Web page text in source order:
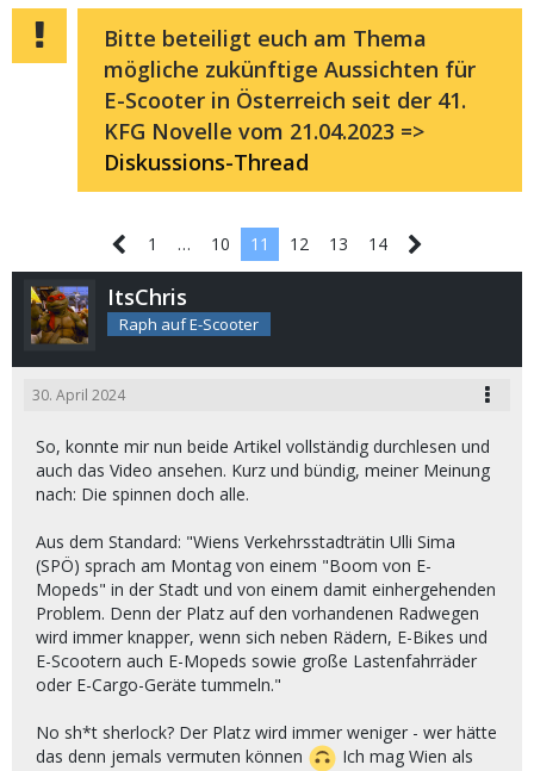
Bitte beteiligt euch am Thema
mögliche zukünftige Aussichten für
E-Scooter in Österreich seit der 41.
KFG Novelle vom 21.04.2023 =>
Diskussions-Thread
1 … 10 11 12 13 14
ItsChris
Raph auf E-Scooter
30. April 2024
So, konnte mir nun beide Artikel vollständig durchlesen und
auch das Video ansehen. Kurz und bündig, meiner Meinung
nach: Die spinnen doch alle.
Aus dem Standard: "Wiens Verkehrsstadträtin Ulli Sima
(SPÖ) sprach am Montag von einem "Boom von E-
Mopeds" in der Stadt und von einem damit einhergehenden
Problem. Denn der Platz auf den vorhandenen Radwegen
wird immer knapper, wenn sich neben Rädern, E-Bikes und
E-Scootern auch E-Mopeds sowie große Lastenfahrräder
oder E-Cargo-Geräte tummeln."
No sh*t sherlock? Der Platz wird immer weniger - wer hätte
das denn jemals vermuten können
Ich mag Wien als